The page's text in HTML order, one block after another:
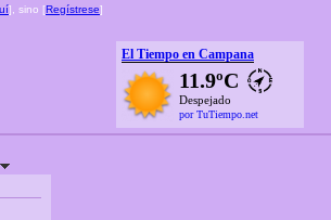
], sino [Regístrese]
El Tiempo en Campana
11.9ºC
Despejado
por TuTiempo.net